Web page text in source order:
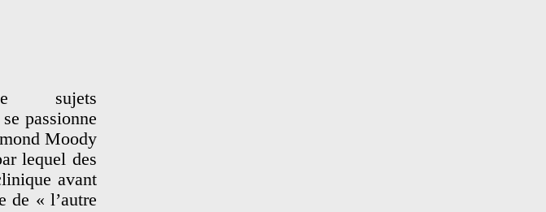
sujets
passionne
Moody
lequel des
avant
de « l’autre